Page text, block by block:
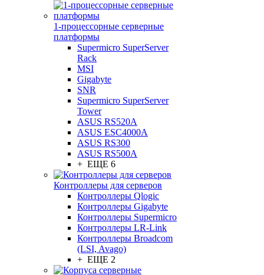
1-процессорные серверные
платформы
Supermicro SuperServer
Rack
MSI
Gigabyte
SNR
Supermicro SuperServer
Tower
ASUS RS520A
ASUS ESC4000A
ASUS RS300
ASUS RS500A
+ ЕЩЕ 6
Контроллеры для серверов
Контроллеры Qlogic
Контроллеры Gigabyte
Контроллеры Supermicro
Контроллеры LR-Link
Контроллеры Broadcom
(LSI, Avago)
+ ЕЩЕ 2